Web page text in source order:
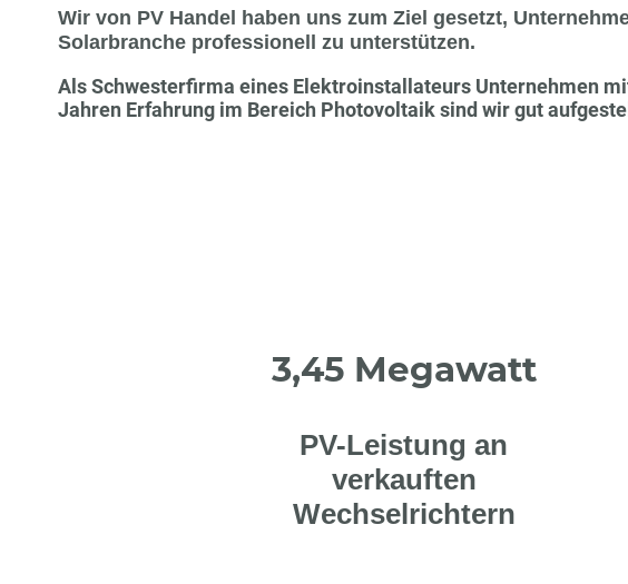
Wir von PV Handel haben uns zum Ziel gesetzt,
Solarbranche professionell zu unterstützen.
Als Schwesterfirma eines Elektroinstallateurs Unternehmen
Jahren Erfahrung im Bereich Photovoltaik sind wir gut
3,45 Megawatt
PV-Leistung an
verkauften
Wechselrichtern